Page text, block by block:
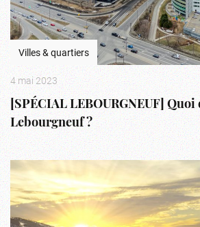
Villes & quartiers
4 mai 2023
[SPÉCIAL LEBOURGNEUF] Quoi
Lebourgneuf ?